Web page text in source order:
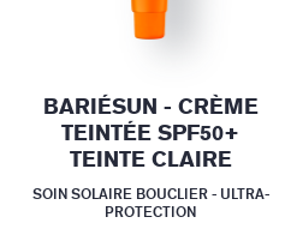
BARIÉSUN - CRÈME
TEINTÉE SPF50+
TEINTE CLAIRE
SOIN SOLAIRE BOUCLIER - ULTRA-
PROTECTION